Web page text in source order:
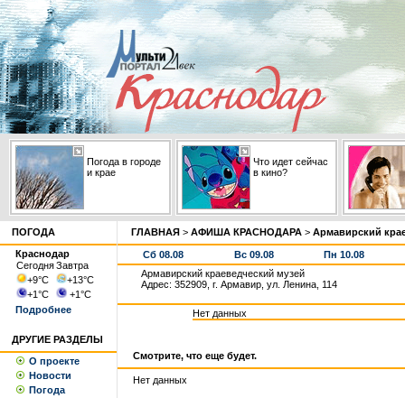
Погода в городе
и крае
Что идет сейчас
в кино?
ПОГОДА
Краснодар
СегодняЗавтра
+9°С +13°С
+1°С +1°С
Подробнее
ДРУГИЕ РАЗДЕЛЫ
О проекте
Новости
Погода
ГЛАВНАЯ > АФИША КРАСНОДАРА > Армавирский
Сб 08.08 Вс 09.08
Пн 10.08
Армавирский краеведческий музей
Адрес: 352909, г. Армавир, ул. Ленина, 114
Нет данных
Смотрите, что еще будет.
Нет данных